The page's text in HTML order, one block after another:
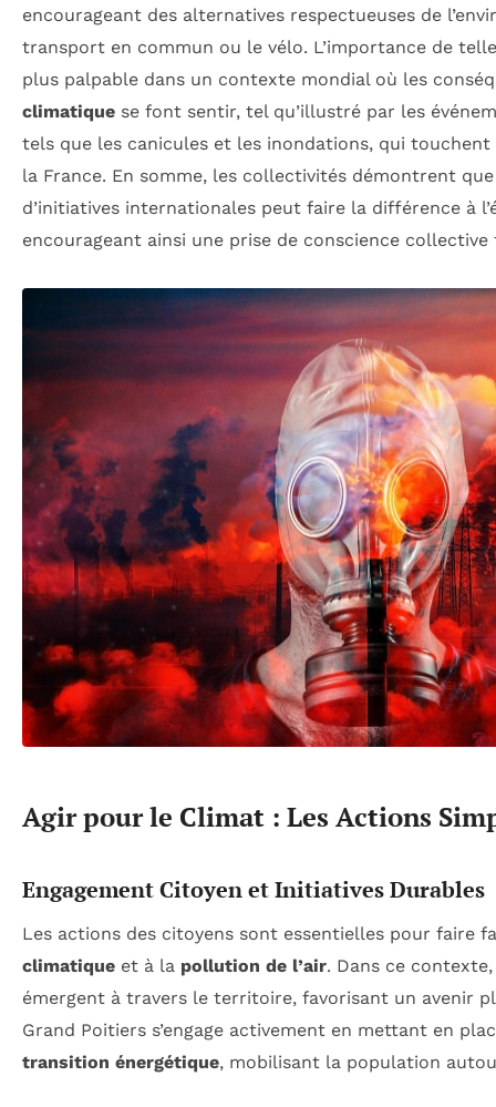
encourageant des alternatives respectueuses de
transport en commun ou le vélo. L’importance de
plus palpable dans un contexte mondial où les
climatique se font sentir, tel qu’illustré par les
tels que les canicules et les inondations, qui touchent
la France. En somme, les collectivités démontrent
d’initiatives internationales peut faire la différence à
encourageant ainsi une prise de conscience collective
Agir pour le Climat : Les Actions
Engagement Citoyen et Initiatives Durables
Les actions des citoyens sont essentielles pour faire
climatique et à la pollution de l’air. Dans ce
émergent à travers le territoire, favorisant un avenir
Grand Poitiers s’engage activement en mettant en
transition énergétique, mobilisant la population